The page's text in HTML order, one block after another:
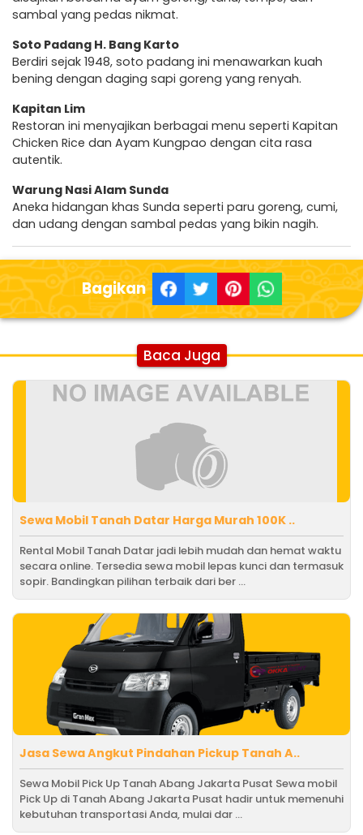
sambal yang pedas nikmat.
Soto Padang H. Bang Karto
Berdiri sejak 1948, soto padang ini menawarkan kuah
bening dengan daging sapi goreng yang renyah.
Kapitan Lim
Restoran ini menyajikan berbagai menu seperti Kapitan
Chicken Rice dan Ayam Kungpao dengan cita rasa
autentik.
Warung Nasi Alam Sunda
Aneka hidangan khas Sunda seperti paru goreng, cumi,
dan udang dengan sambal pedas yang bikin nagih.
Bagikan
Baca Juga
Sewa Mobil Tanah Datar Harga Murah 100K ..
Rental Mobil Tanah Datar jadi lebih mudah dan hemat waktu
secara online. Tersedia sewa mobil lepas kunci dan termasuk
sopir. Bandingkan pilihan terbaik dari ber ...
Jasa Sewa Angkut Pindahan Pickup Tanah A..
Sewa Mobil Pick Up Tanah Abang Jakarta Pusat Sewa mobil
Pick Up di Tanah Abang Jakarta Pusat hadir untuk memenuhi
kebutuhan transportasi Anda, mulai dar ...